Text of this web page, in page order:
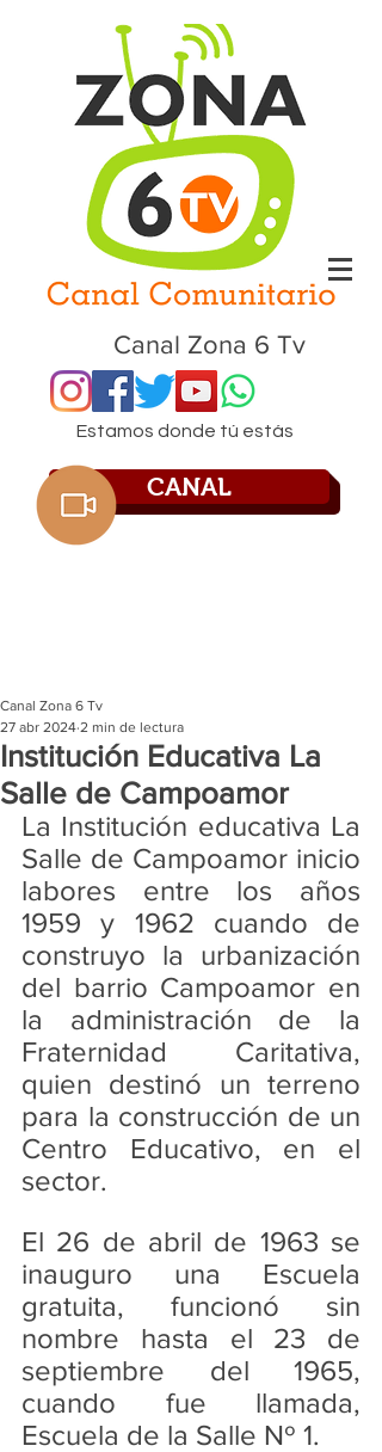
Canal Zona 6 Tv
Estamos donde tú estás
CANAL
Institución Educativa La
Salle de Campoamor
Canal Zona 6 Tv
27 abr 2024 2 min de lectura
La Institución educativa La
Salle de Campoamor inicio
labores entre los años
1959 y 1962 cuando de
construyo la urbanización
del barrio Campoamor en
la administración de la
Fraternidad Caritativa,
quien destinó un terreno
para la construcción de un
Centro Educativo, en el
sector.
El 26 de abril de 1963 se
inauguro una Escuela
gratuita, funcionó sin
nombre hasta el 23 de
septiembre del 1965,
cuando fue llamada,
Escuela de la Salle Nº 1.